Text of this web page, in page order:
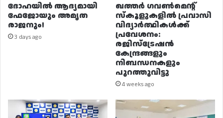
ദോഹയിൽ ആദ്യമായി
ഫേജോയും അമൃത
രാജനും!
3 days ago
ഖത്തർ ഗവൺമെന്റ്
സ്കൂളുകളിൽ പ്രവാസി
വിദ്യാർത്ഥികൾക്ക്
പ്രവേശനം:
രജിസ്ട്രേഷൻ
കേന്ദ്രങ്ങളും
നിബന്ധനകളും
പുറത്തുവിട്ടു
4 weeks ago